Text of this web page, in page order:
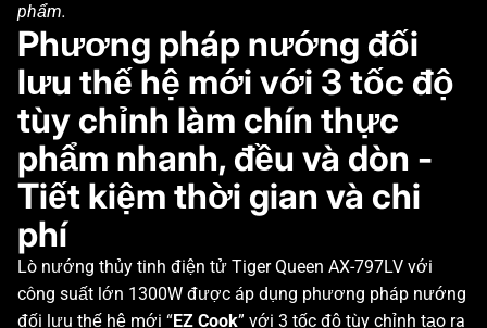
phẩm.
Phương pháp nướng đối
lưu thế hệ mới với 3 tốc độ
tùy chỉnh làm chín thực
phẩm nhanh, đều và dòn -
Tiết kiệm thời gian và chi
phí
Lò nướng thủy tinh điện tử Tiger Queen AX-797LV với
công suất lớn 1300W được áp dụng phương pháp nướng
đối lưu thế hệ mới “EZ Cook” với 3 tốc độ tùy chỉnh tạo ra